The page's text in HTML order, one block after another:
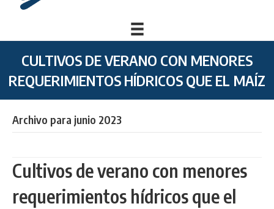
CULTIVOS DE VERANO CON MENORES
REQUERIMIENTOS HÍDRICOS QUE EL MAÍZ
Archivo para junio 2023
Cultivos de verano con menores
requerimientos hídricos que el